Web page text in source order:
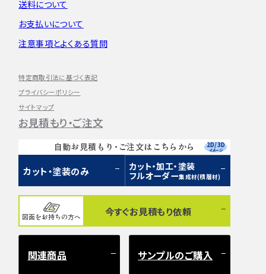
送料について
お支払いについて
注意事項とよくある質問
特定商取引法に基づく表記
プライバシーポリシー
サイトマップ
お見積もり・ご注文
自動お見積もり・ご注文はこちらから
カット・塗装のみ
カット・加工・塗装
フルオーダー集成材(積層材)
2D/3D
イメージ
図面をお持ちの方へ 今すぐお見積もり依頼
関連商品 サンプルのご購入